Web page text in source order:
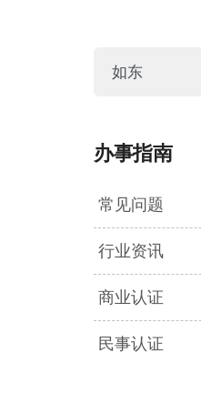
办事指南
常见问题
行业资讯
商业认证
民事认证